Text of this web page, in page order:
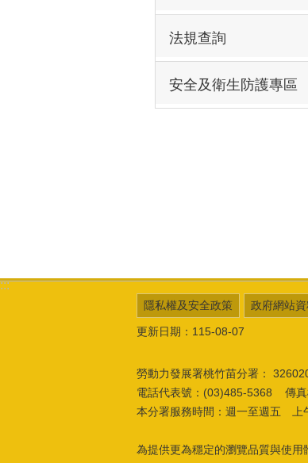
法規查詢
安全及衛生防護專區
:::
隱私權及安全政策 政府網站
更新日期：115-08-07
勞動力發展署桃竹苗分署：
電話代表號：(03)485-5368 傳
本分署服務時間：週一至週五 上
為提供更為穩定的瀏覽品質與使用